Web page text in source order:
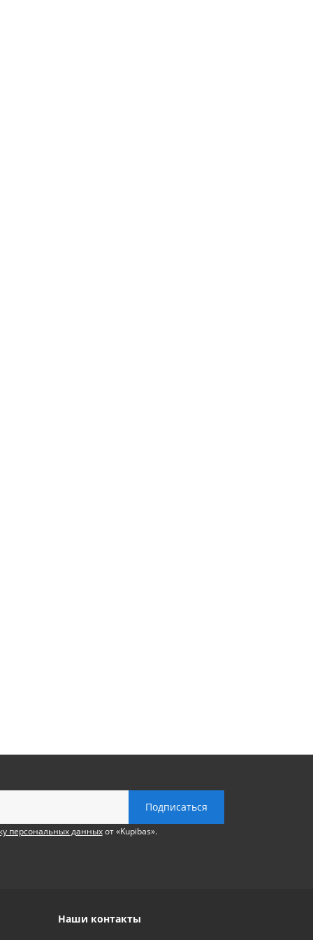
персональных данныхот «Kupibas».
Наши контакты